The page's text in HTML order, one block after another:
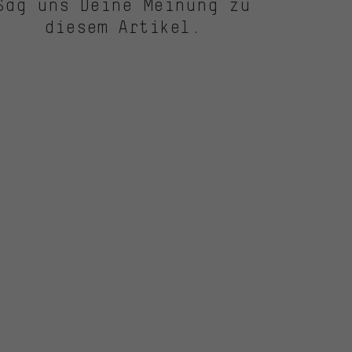
uns Deine Meinung zu
diesem Artikel.